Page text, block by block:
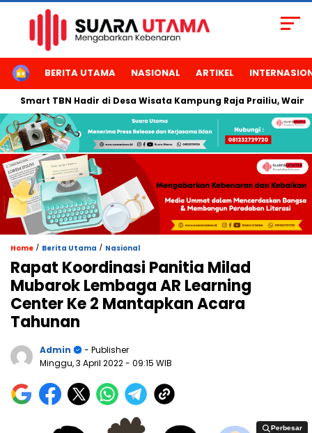
HOMEBERITA UTAMA NASIONAL ARTIKEL
TBN Hadir di Desa Wisata Kampung Raja Prailiu, Waingapu!
Home / Berita Utama / Nasional
Rapat Koordinasi Panitia Milad
Mubarok Lembaga AR Learning
Center Ke 2 Mantapkan Acara
Tahunan
Admin
- Publisher
Minggu, 3 April 2022- 09:15 WIB
Perbesar
Perbesar